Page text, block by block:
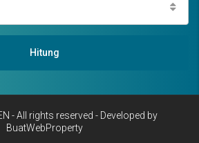
Hitung
- All rights reserved - Developed by
BuatWebProperty